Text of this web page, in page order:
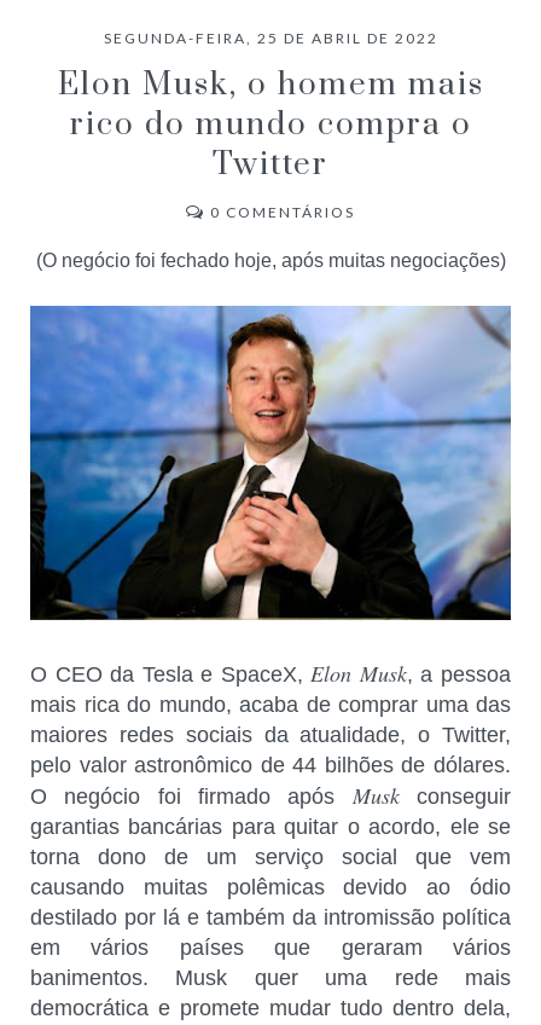
SEGUNDA-FEIRA, 25 DE ABRIL DE 2022
Elon Musk, o homem mais
rico do mundo compra o
Twitter
0 COMENTÁRIOS
(O negócio foi fechado hoje, após muitas negociações)
O CEO da Tesla e SpaceX,Elon Musk, a pessoa
mais rica do mundo, acaba de comprar uma das
maiores redes sociais da atualidade, o Twitter,
pelo valor astronômico de 44 bilhões de dólares.
O negócio foi firmado após Muskconseguir
garantias bancárias para quitar o acordo, ele se
torna dono de um serviço social que vem
causando muitas polêmicas devido ao ódio
destilado por lá e também da intromissão política
em vários países que geraram vários
banimentos. Musk quer uma rede mais
democrática e promete mudar tudo dentro dela,